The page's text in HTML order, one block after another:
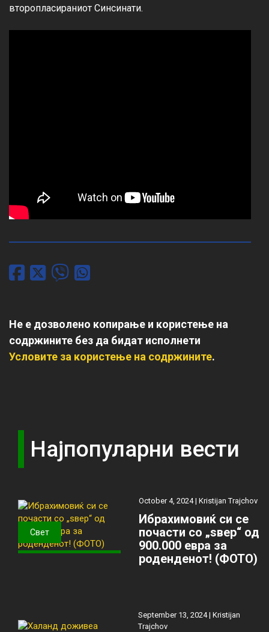
второпласираниот Синсинати.
Не е дозволено копирање и користење на
содржините без да бидат исполнети
Условите за користење на содржините.
Најпопуларни вести
Свет
October 4, 2024 |Kristijan Trajchov
Ибрахимовиќ си се
почасти со „ѕвер“ од
900.000 евра за
роденденот! (ФОТО)
September 13, 2024 |Kristijan
Trajchov